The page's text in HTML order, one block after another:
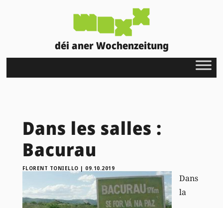
déi aner Wochenzeitung
Dans les salles :
Bacurau
FLORENT TONIELLO | 09.10.2019
Dans
la